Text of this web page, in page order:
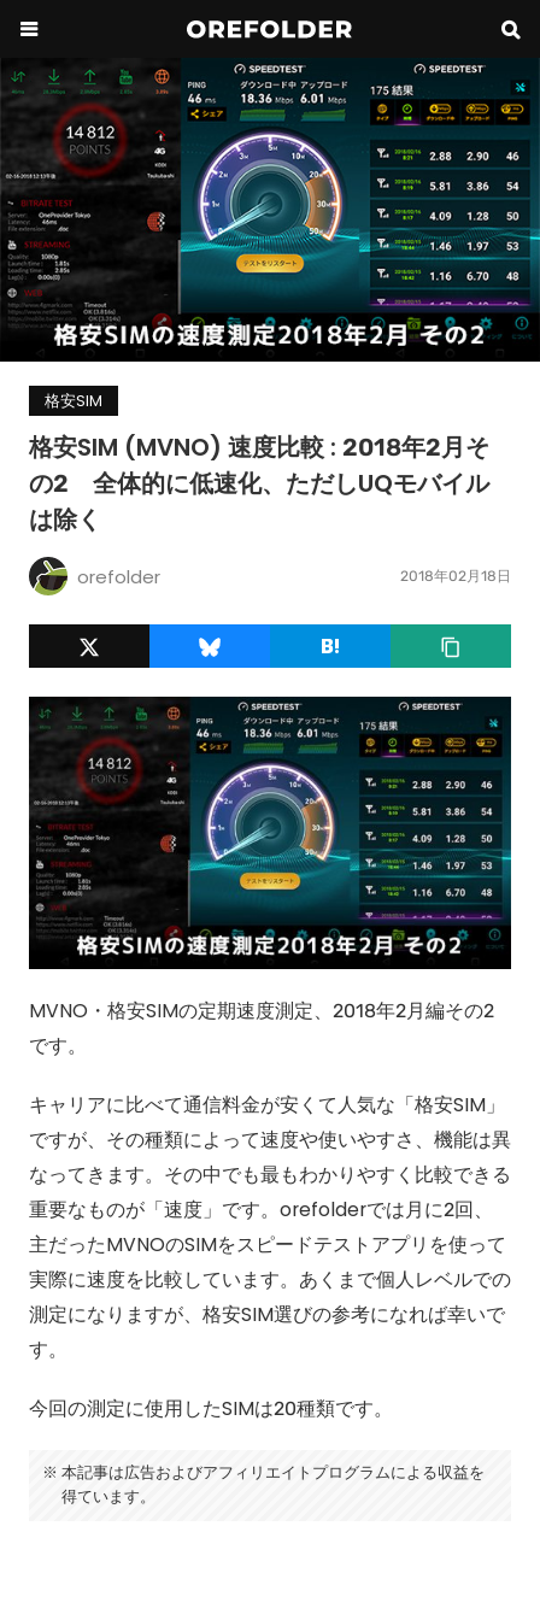
格安SIM
格安SIM (MVNO) 速度比較 : 2018年2月そ
の2 全体的に低速化、ただしUQモバイル
は除く
orefolder 2018年02月18日
MVNO・格安SIMの定期速度測定、2018年2月編その2
です。
キャリアに比べて通信料金が安くて人気な「格安SIM」
ですが、その種類によって速度や使いやすさ、機能は異
なってきます。その中でも最もわかりやすく比較できる
重要なものが「速度」です。orefolderでは月に2回、
主だったMVNOのSIMをスピードテストアプリを使って
実際に速度を比較しています。あくまで個人レベルでの
測定になりますが、格安SIM選びの参考になれば幸いで
す。
今回の測定に使用したSIMは20種類です。
本記事は広告およびアフィリエイトプログラムによる収益を
得ています。